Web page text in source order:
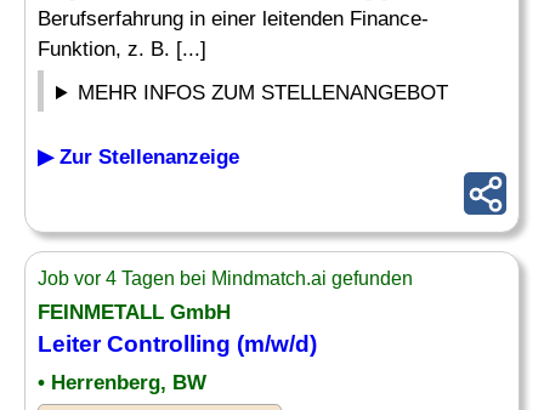
Berufserfahrung in einer leitenden Finance-
Funktion, z. B. [...]
MEHR INFOS ZUM STELLENANGEBOT
▶ Zur Stellenanzeige
Job vor 4 Tagen bei Mindmatch.ai gefunden
FEINMETALL GmbH
Leiter Controlling (m/w/d)
• Herrenberg, BW